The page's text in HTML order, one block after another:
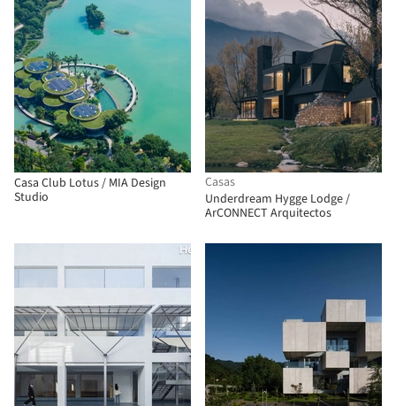
Casa Club Lotus / MIA Design
Studio
Casas
Underdream Hygge Lodge /
ArCONNECT Arquitectos